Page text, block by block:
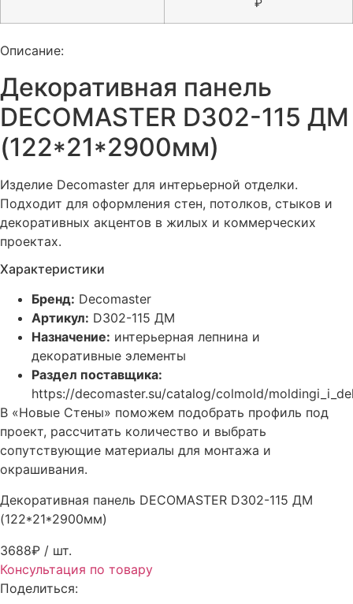
Описание:
Декоративная панель
DECOMASTER D302-115 ДМ
(122*21*2900мм)
Изделие Decomaster для интерьерной отделки.
Подходит для оформления стен, потолков, стыков и
декоративных акцентов в жилых и коммерческих
проектах.
Характеристики
Бренд: Decomaster
Артикул: D302-115 ДМ
Назначение: интерьерная лепнина и
декоративные элементы
Раздел поставщика:
https://decomaster.su/catalog/colmold/
В «Новые Стены» поможем подобрать профиль под
проект, рассчитать количество и выбрать
сопутствующие материалы для монтажа и
окрашивания.
Декоративная панель DECOMASTER D302-115 ДМ
(122*21*2900мм)
3688₽ / шт.
Консультация по товару
Поделиться: